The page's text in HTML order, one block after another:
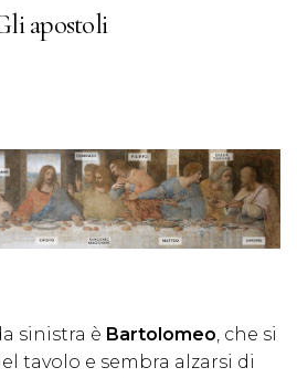
apostoli
sinistra è Bartolomeo, che si
tavolo e sembra alzarsi di